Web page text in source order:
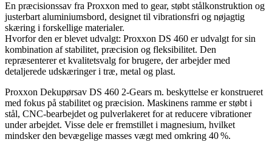
En præcisionssav fra Proxxon med to gear, støbt stålkonstruktion og
justerbart aluminiumsbord, designet til vibrationsfri og nøjagtig
skæring i forskellige materialer.
Hvorfor den er blevet udvalgt: Proxxon DS 460 er udvalgt for sin
kombination af stabilitet, præcision og fleksibilitet. Den
repræsenterer et kvalitetsvalg for brugere, der arbejder med
detaljerede udskæringer i træ, metal og plast.
Proxxon Dekupørsav DS 460 2-Gears m. beskyttelse er konstrueret
med fokus på stabilitet og præcision. Maskinens ramme er støbt i
stål, CNC-bearbejdet og pulverlakeret for at reducere vibrationer
under arbejdet. Visse dele er fremstillet i magnesium, hvilket
mindsker den bevægelige masses vægt med omkring 40 %.